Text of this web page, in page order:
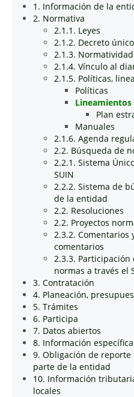
1. Información de la
2. Normativa
2.1.1. Leyes
2.1.2. Decreto
2.1.3.
2.1.4. Vínculo al
2.1.5. Políticas,
Políticas
Lineamientos
Plan
Manuales
2.1.6. Agenda
2.2. Búsqueda de
2.2.1. Sistema
SUIN
2.2.2. Sistema de
de la entidad
2.2. Resoluciones
2.2. Proyectos
2.3.2. Comentarios
comentarios
2.3.3.
normas a través el
3. Contratación
4. Planeación,
5. Trámites
6. Participa
7. Datos abiertos
8. Información
9. Obligación de
parte de la entidad
10. Información
locales